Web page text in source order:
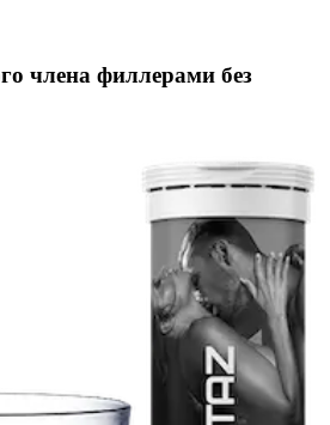
члена филлерами без